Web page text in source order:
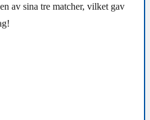
av sina tre matcher, vilket gav